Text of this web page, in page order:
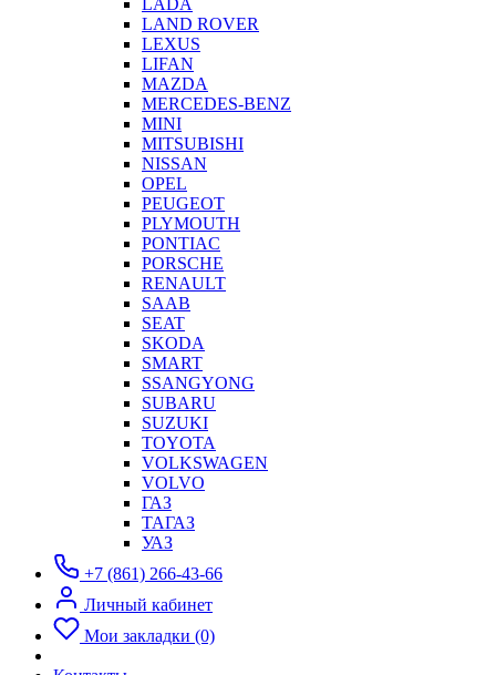
LADA
LAND ROVER
LEXUS
LIFAN
MAZDA
MERCEDES-BENZ
MINI
MITSUBISHI
NISSAN
OPEL
PEUGEOT
PLYMOUTH
PONTIAC
PORSCHE
RENAULT
SAAB
SEAT
SKODA
SMART
SSANGYONG
SUBARU
SUZUKI
TOYOTA
VOLKSWAGEN
VOLVO
ГАЗ
ТАГАЗ
УАЗ
+7 (861) 266-43-66
Личный кабинет
Мои закладки (0)